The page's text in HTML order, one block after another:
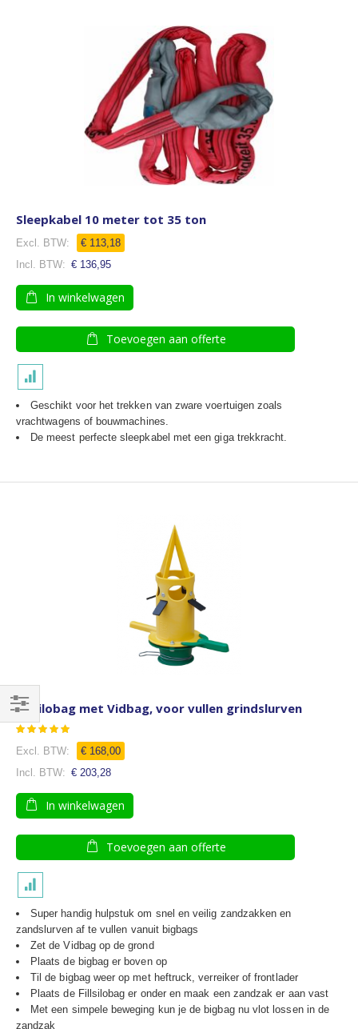
Sleepkabel 10 meter tot 35 ton
€ 113,18
€ 136,95
In winkelwagen
Toevoegen aan offerte
Geschikt voor het trekken van zware voertuigen zoals
vrachtwagens of bouwmachines.
De meest perfecte sleepkabel met een giga trekkracht.
Fillsilobag met Vidbag, voor vullen grindslurven
Waardering:
80
100
€ 168,00
€ 203,28
In winkelwagen
Toevoegen aan offerte
Super handig hulpstuk om snel en veilig zandzakken en
zandslurven af te vullen vanuit bigbags
Zet de Vidbag op de grond
Plaats de bigbag er boven op
Til de bigbag weer op met heftruck, verreiker of frontlader
Plaats de Fillsilobag er onder en maak een zandzak er aan vast
Met een simpele beweging kun je de bigbag nu vlot lossen in de
zandzak
Filteren